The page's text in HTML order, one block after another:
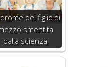
del figlio di
smentita
dalla scienza